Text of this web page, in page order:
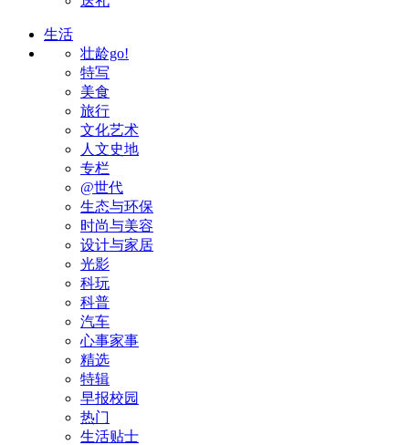
生活
壮龄go!
特写
美食
旅行
文化艺术
人文史地
专栏
@世代
生态与环保
时尚与美容
设计与家居
光影
科玩
科普
汽车
心事家事
精选
特辑
早报校园
热门
生活贴士